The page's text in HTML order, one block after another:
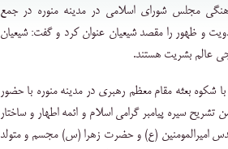
مجلس شورای اسلامی در مدینه منوره در جمع
و ظهور را مقصد شیعیان عنوان کرد و گفت: شیعیان
عالم بشریت هستند.
شکوه بعثه مقام معظم رهبری در مدینه منوره با حضور
سیره پیامبر گرامی اسلام و ائمه اطهار و ساختار
امیرالمومنین (ع) و حضرت زهرا (س) مجسم و متولد